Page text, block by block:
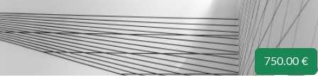
750.00 €